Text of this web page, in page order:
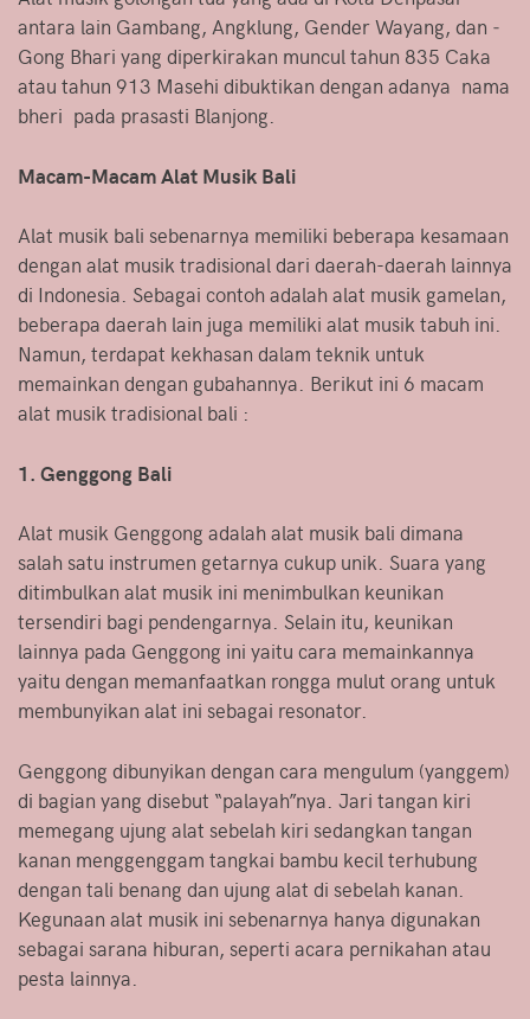
antara lain Gambang, Angklung, Gender Wayang, dan ­­
Gong Bhari yang diperkirakan muncul tahun 835 Caka
atau tahun 913 Masehi dibuktikan dengan adanya nama
bheri pada prasasti Blanjong.
Macam-Macam Alat Musik Bali
Alat musik bali sebenarnya memiliki beberapa kesamaan
dengan alat musik tradisional dari daerah-daerah lainnya
di Indonesia. Sebagai contoh adalah alat musik gamelan,
beberapa daerah lain juga memiliki alat musik tabuh ini.
Namun, terdapat kekhasan dalam teknik untuk
memainkan dengan gubahannya. Berikut ini 6 macam
alat musik tradisional bali :
1. Genggong Bali
Alat musik Genggong adalah alat musik bali dimana
salah satu instrumen getarnya cukup unik. Suara yang
ditimbulkan alat musik ini menimbulkan keunikan
tersendiri bagi pendengarnya. Selain itu, keunikan
lainnya pada Genggong ini yaitu cara memainkannya
yaitu dengan memanfaatkan rongga mulut orang untuk
membunyikan alat ini sebagai resonator.
Genggong dibunyikan dengan cara mengulum (yanggem)
di bagian yang disebut “palayah”nya. Jari tangan kiri
memegang ujung alat sebelah kiri sedangkan tangan
kanan menggenggam tangkai bambu kecil terhubung
dengan tali benang dan ujung alat di sebelah kanan.
Kegunaan alat musik ini sebenarnya hanya digunakan
sebagai sarana hiburan, seperti acara pernikahan atau
pesta lainnya.